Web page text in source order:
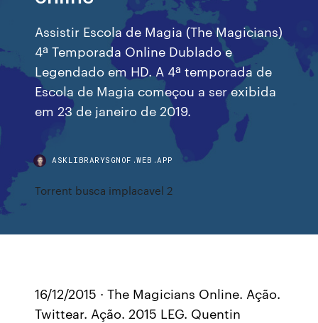
Assistir Escola de Magia (The Magicians)
4ª Temporada Online Dublado e
Legendado em HD. A 4ª temporada de
Escola de Magia começou a ser exibida
em 23 de janeiro de 2019.
ASKLIBRARYSGNOF.WEB.APP
Torrent busca implacavel 2
16/12/2015 · The Magicians Online. Ação.
Twittear. Ação. 2015 LEG. Quentin